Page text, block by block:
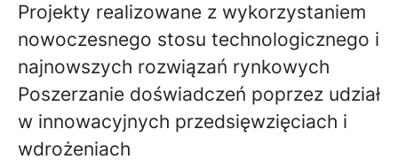
Projekty realizowane z wykorzystaniem
nowoczesnego stosu technologicznego i
najnowszych rozwiązań rynkowych
Poszerzanie doświadczeń poprzez udział
w innowacyjnych przedsięwzięciach i
wdrożeniach